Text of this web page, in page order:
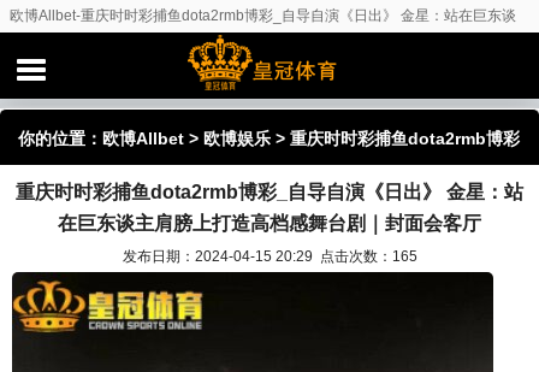
欧博Allbet-重庆时时彩捕鱼dota2rmb博彩_自导自演《日出》 金星：站在巨东谈
主肩膀上打造高档感舞台剧｜封面会客厅
你的位置： 欧博Allbet > 欧博娱乐 > 重庆时时彩捕鱼dota2rmb博彩
_自导自演《日出》 金星：站在巨东谈主肩膀上打造高档感舞台剧｜
重庆时时彩捕鱼dota2rmb博彩_自导自演《日出》 金星：站
在巨东谈主肩膀上打造高档感舞台剧｜封面会客厅
发布日期：2024-04-15 20:29 点击次数：165